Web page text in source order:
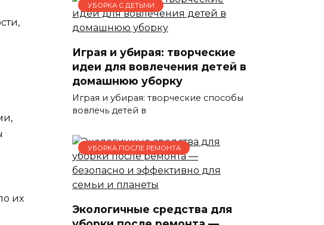
их
УБОРКА С ДЕТЬМИ
Играя и убирая: творческие
идеи для вовлечения детей в
домашнюю уборку
Играя и убирая: творческие способы
вовлечь детей в
УБОРКА ПОСЛЕ РЕМОНТА
Экологичные средства для